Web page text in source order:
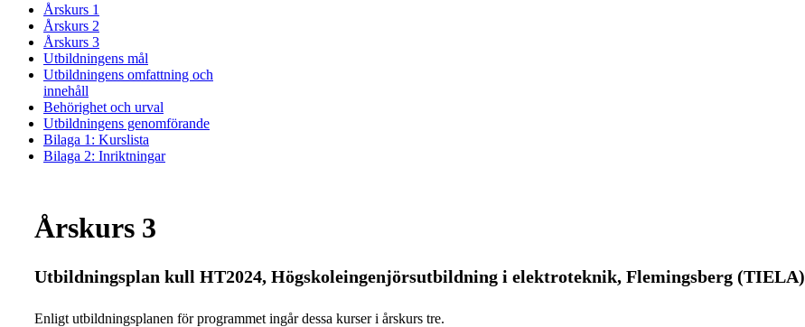
Årskurs 1
Årskurs 2
Årskurs 3
Utbildningens mål
Utbildningens omfattning och
innehåll
Behörighet och urval
Utbildningens genomförande
Bilaga 1: Kurslista
Bilaga 2: Inriktningar
Årskurs 3
Utbildningsplan kull HT2024, Högskoleingenjörsutbildning i elektroteknik, Flemingsberg (TIELA)
Enligt utbildningsplanen för programmet ingår dessa kurser i årskurs tre.